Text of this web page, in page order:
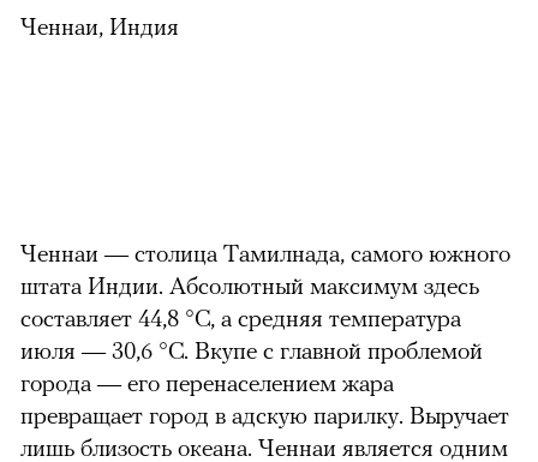
Ченнаи, Индия
00:00/ 00:00
Ченнаи — столица Тамилнада, самого южного
штата Индии. Абсолютный максимум здесь
составляет 44,8 °C, а средняя температура
июля — 30,6 °С. Вкупе с главной проблемой
города — его перенаселением жара
превращает город в адскую парилку. Выручает
лишь близость океана. Ченнаи является одним